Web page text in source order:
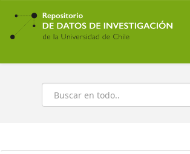
Ir
contenido
principal
Buscar